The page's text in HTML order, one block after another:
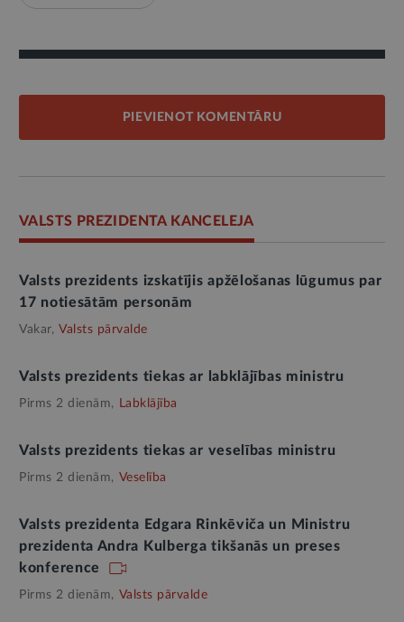
PIEVIENOT KOMENTĀRU
VALSTS PREZIDENTA KANCELEJA
Valsts prezidents izskatījis apžēlošanas lūgumus par
17 notiesātām personām
Vakar, Valsts pārvalde
Valsts prezidents tiekas ar labklājības ministru
Pirms 2 dienām, Labklājība
Valsts prezidents tiekas ar veselības ministru
Pirms 2 dienām, Veselība
Valsts prezidenta Edgara Rinkēviča un Ministru
prezidenta Andra Kulberga tikšanās un preses
konference
Pirms 2 dienām, Valsts pārvalde